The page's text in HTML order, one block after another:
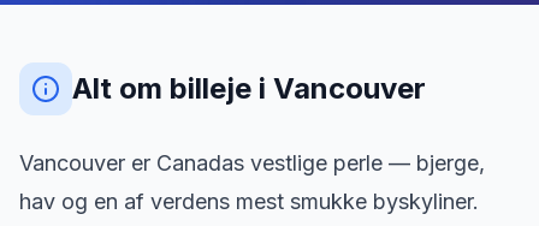
Alt om billeje i Vancouver
Vancouver er Canadas vestlige perle — bjerge,
hav og en af verdens mest smukke byskyliner.